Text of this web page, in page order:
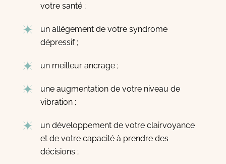
votre santé ;
un allégement de votre syndrome
dépressif ;
un meilleur ancrage ;
une augmentation de votre niveau de
vibration ;
un développement de votre clairvoyance
et de votre capacité à prendre des
décisions ;